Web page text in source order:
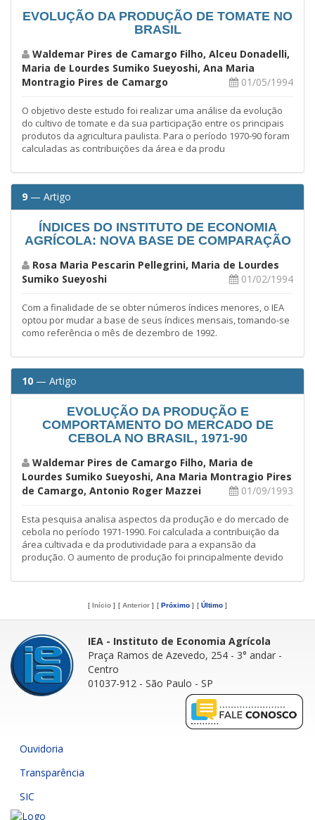
EVOLUÇÃO DA PRODUÇÃO DE TOMATE NO
BRASIL
Waldemar Pires de Camargo Filho, Alceu Donadelli,
Maria de Lourdes Sumiko Sueyoshi, Ana Maria
Montragio Pires de Camargo
01/05/1994
O objetivo deste estudo foi realizar uma análise da evolução
do cultivo de tomate e da sua participação entre os principais
produtos da agricultura paulista. Para o período 1970-90 foram
calculadas as contribuições da área e da produ
9 — Artigo
ÍNDICES DO INSTITUTO DE ECONOMIA
AGRÍCOLA: NOVA BASE DE COMPARAÇÃO
Rosa Maria Pescarin Pellegrini, Maria de Lourdes
Sumiko Sueyoshi
01/02/1994
Com a finalidade de se obter números índices menores, o IEA
optou por mudar a base de seus índices mensais, tomando-se
como referência o mês de dezembro de 1992.
10 — Artigo
EVOLUÇÃO DA PRODUÇÃO E
COMPORTAMENTO DO MERCADO DE
CEBOLA NO BRASIL, 1971-90
Waldemar Pires de Camargo Filho, Maria de
Lourdes Sumiko Sueyoshi, Ana Maria Montragio Pires
de Camargo, Antonio Roger Mazzei
01/09/1993
Esta pesquisa analisa aspectos da produção e do mercado de
cebola no período 1971-1990. Foi calculada a contribuição da
área cultivada e da produtividade para a expansão da
produção. O aumento de produção foi principalmente devido
[ Início ] [ Anterior ] [ Próximo ] [ Último ]
IEA - Instituto de Economia Agrícola
Praça Ramos de Azevedo, 254 - 3° andar -
Centro
01037-912 - São Paulo - SP
Ouvidoria
Transparência
SIC